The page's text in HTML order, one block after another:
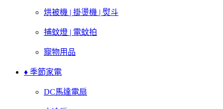
烘被機 | 掛燙機 | 熨斗
捕蚊燈 | 電蚊拍
寵物用品
♦ 季節家電
DC馬達電扇